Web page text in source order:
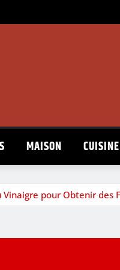
MAISON CUISINE
Vinaigre pour Obtenir des